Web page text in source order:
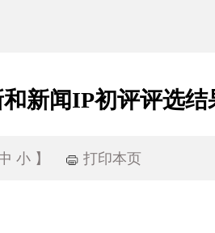
新闻IP初评评选结
小 】 打印本页